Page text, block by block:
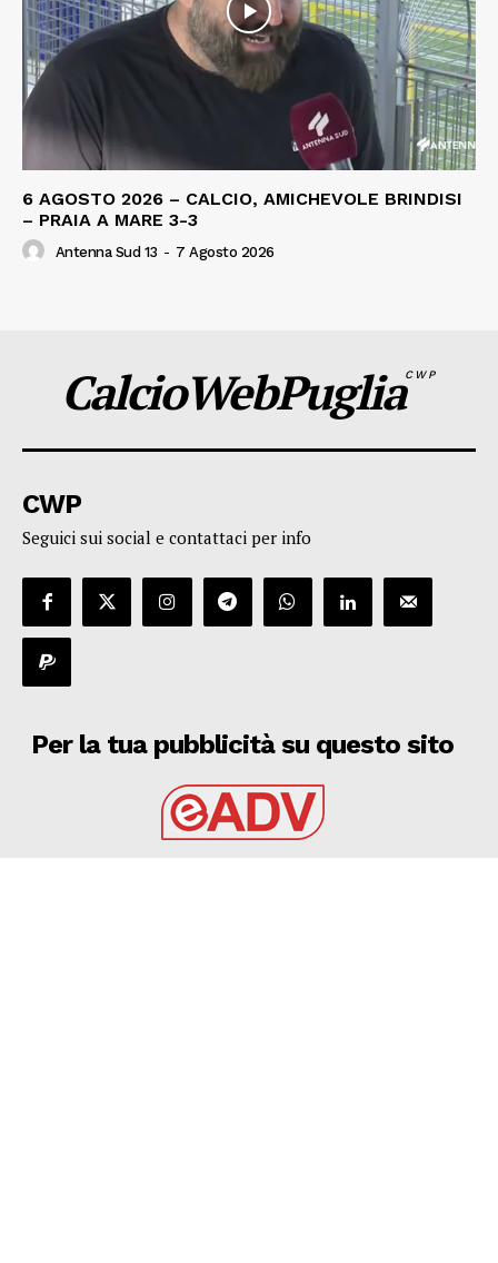
6 AGOSTO 2026 – CALCIO, AMICHEVOLE BRINDISI
– PRAIA A MARE 3-3
Antenna Sud 13 - 7 Agosto 2026
CalcioWebPugliaCWP
CWP
Seguici sui social e contattaci per info
Per la tua pubblicità su questo sito